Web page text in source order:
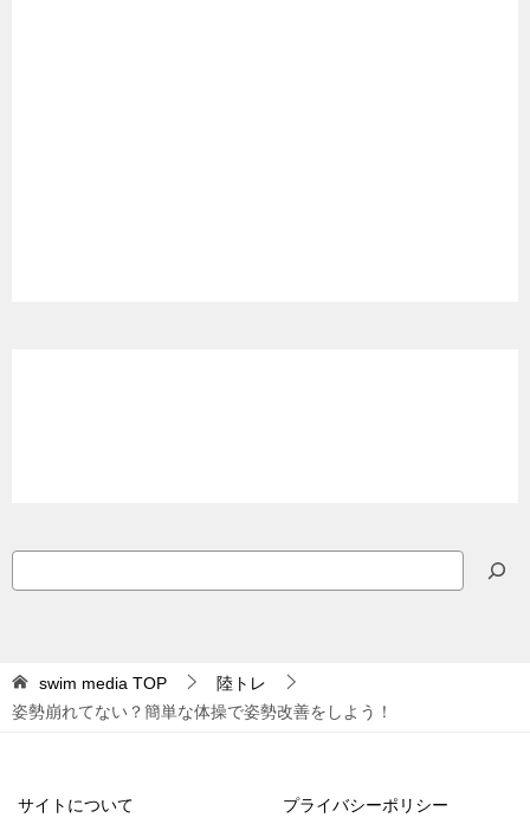
索
swim media TOP
陸トレ
姿勢崩れてない？簡単な体操で姿勢改善をしよう！
サイトについて プライバシーポリシー